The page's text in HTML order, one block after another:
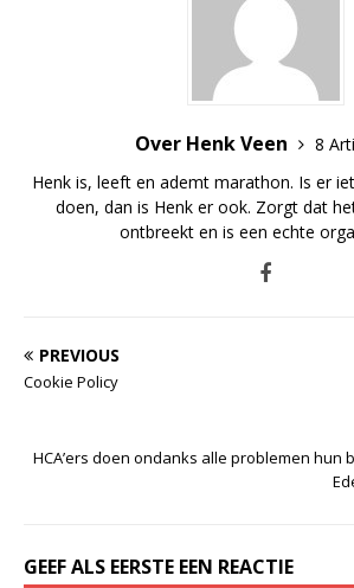
Over Henk Veen
8
Henk is, leeft en ademt marathon. Is er
doen, dan is Henk er ook. Zorgt dat
ontbreekt en is een echte
PREVIOUS
Cookie Policy
HCA’ers doen ondanks alle problemen hun
GEEF ALS EERSTE EEN REACTIE